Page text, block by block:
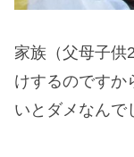
家族（父母子供
けするのですか
いとダメなんで